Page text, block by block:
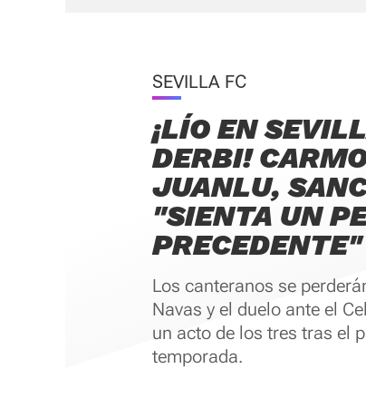
SEVILLA FC
¡LÍO EN
DERBI!
JUANLU,
"SIENTA UN
PRECEDENTE"
Los canteranos se
Navas y el duelo ante el
un acto de los tres tras el
temporada.